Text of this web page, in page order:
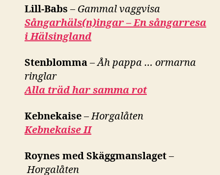
Lill-Babs – Gammal vaggvisa
Sångarhäls(n)ingar – En sångarresa
i Hälsingland
Stenblomma –Åh pappa … ormarna
ringlar
Alla träd har samma rot
Kebnekaise –Horgalåten
Kebnekaise II
Roynes med Skäggmanslaget –
Horgalåten